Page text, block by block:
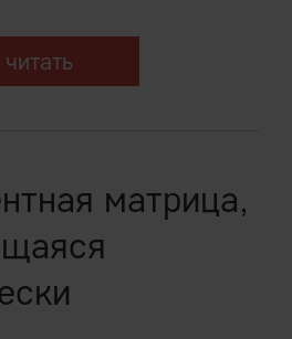
читать
матрица,